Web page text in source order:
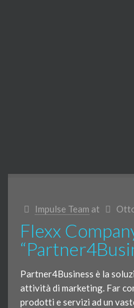
Impulse Team at
Flexx
Partner4Business è la
attività di marketing. Far
prodotti e servizi ad un